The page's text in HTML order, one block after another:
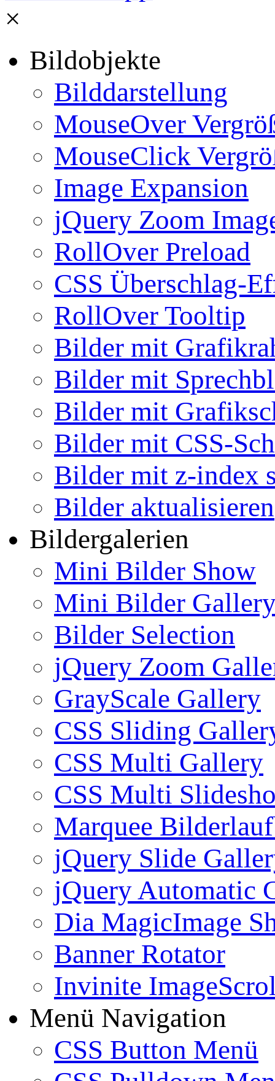
×
Bildobjekte
Bilddarstellung
MouseOver
MouseClick
Image Expansion
jQuery Zoom
RollOver Preload
CSS Überschlag-
RollOver Tooltip
Bilder mit
Bilder mit
Bilder mit
Bilder mit CSS-
Bilder mit z-index
Bilder aktualisieren
Bildergalerien
Mini Bilder Show
Mini Bilder
Bilder Selection
jQuery Zoom
GrayScale Gallery
CSS Sliding
CSS Multi Gallery
CSS Multi
Marquee
jQuery Slide
jQuery Automatic
Dia MagicImage
Banner Rotator
Invinite
Menü Navigation
CSS Button Menü